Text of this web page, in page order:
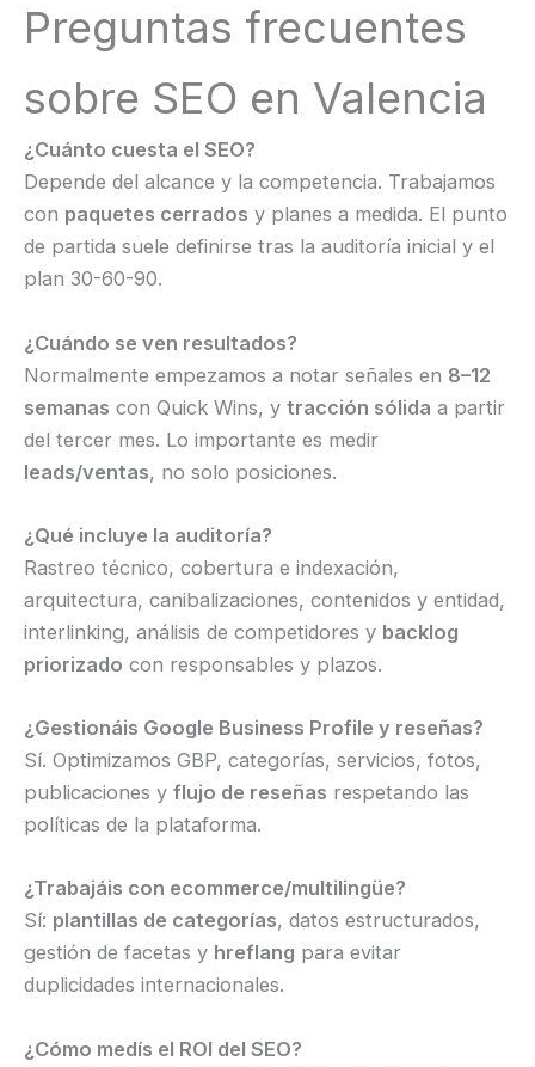
Preguntas frecuentes
sobre SEO en Valencia
¿Cuánto cuesta el SEO?
Depende del alcance y la competencia. Trabajamos
con paquetes cerrados y planes a medida. El punto
de partida suele definirse tras la auditoría inicial y el
plan 30-60-90.
¿Cuándo se ven resultados?
Normalmente empezamos a notar señales en 8–12
semanas con Quick Wins, y tracción sólida a partir
del tercer mes. Lo importante es medir
leads/ventas, no solo posiciones.
¿Qué incluye la auditoría?
Rastreo técnico, cobertura e indexación,
arquitectura, canibalizaciones, contenidos y entidad,
interlinking, análisis de competidores y backlog
priorizado con responsables y plazos.
¿Gestionáis Google Business Profile y reseñas?
Sí. Optimizamos GBP, categorías, servicios, fotos,
publicaciones y flujo de reseñas respetando las
políticas de la plataforma.
¿Trabajáis con ecommerce/multilingüe?
Sí: plantillas de categorías, datos estructurados,
gestión de facetas y hreflang para evitar
duplicidades internacionales.
¿Cómo medís el ROI del SEO?